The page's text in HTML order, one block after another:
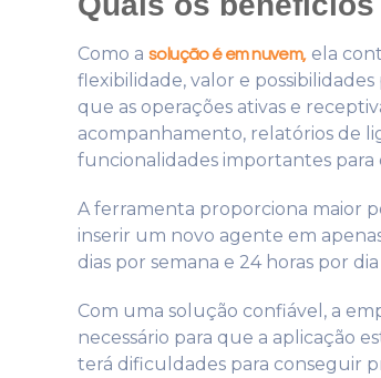
Como a solução é em nuvem,ela
flexibilidade, valor e
que as operações ativas e
acompanhamento, relatórios de
funcionalidades importantes para
A ferramenta proporciona maior
inserir um novo agente em
dias por semana e 24 horas por
Com uma solução confiável, a
necessário para que a aplicação
terá dificuldades para conseguir